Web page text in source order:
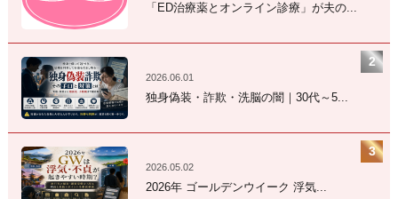
「ED治療薬とオンライン診療」が夫の...
2026.06.01
独身偽装・詐欺・洗脳の闇｜30代～5...
2026.05.02
2026年 ゴールデンウイーク 浮気...